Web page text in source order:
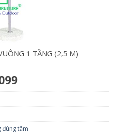
1 TẦNG (2,5 M)
đúng tâm